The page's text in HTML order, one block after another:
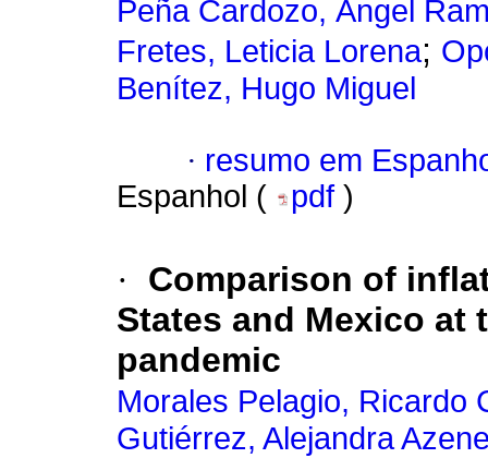
Peña Cardozo, Ángel
Fretes, Leticia Lorena;
Benítez, Hugo Miguel
· resumo em
Espanhol (
pdf )
·
Comparison of
States and Mexico at
pandemic
Morales Pelagio, Ricardo
Gutiérrez, Alejandra